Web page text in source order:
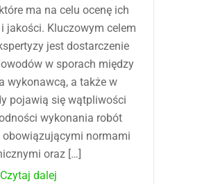
ma na celu ocenę ich
jakości. Kluczowym celem
jest dostarczenie
w sporach między
wykonawcą, a także w
pojawią się wątpliwości
wykonania robót
obowiązującymi normami
oraz […]
Czytaj dalej